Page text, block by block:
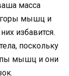
масса
горы мышц и
избавится.
поскольку
мышц и они